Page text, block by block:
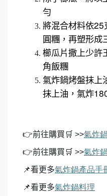
勻
將混合材料依25
圓糰，再塑形成
櫛瓜片撒上少許
角飯糰
氣炸鍋烤盤抹上
抹上油，氣炸
👉前往購買 🛒 >>氣炸
👉前往購買 🛒 >>氣炸
📌看更多氣炸鍋產品手
📌看更多氣炸鍋料理